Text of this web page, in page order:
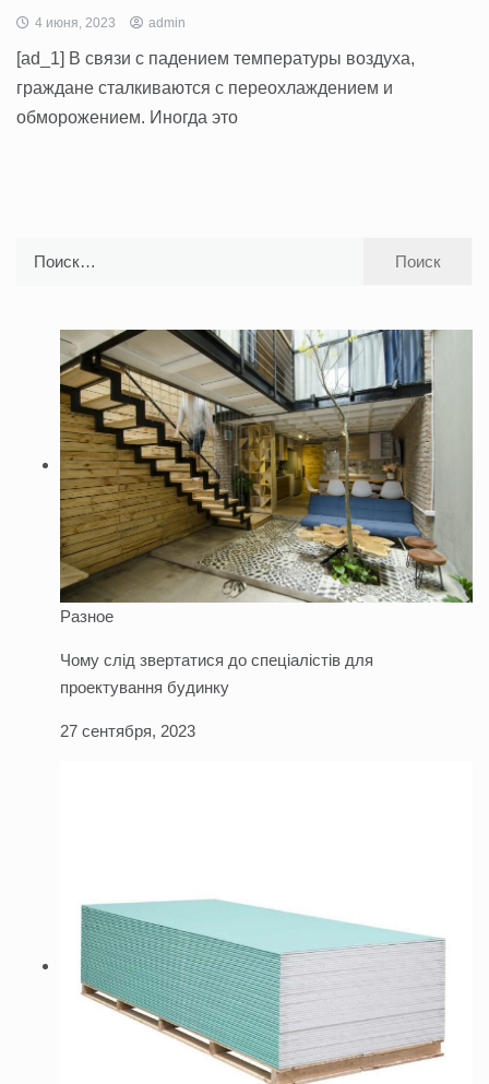
4 июня, 2023 admin
[ad_1] В связи с падением температуры воздуха,
граждане сталкиваются с переохлаждением и
обморожением. Иногда это
Разное
Чому слід звертатися до спеціалістів для
проектування будинку
27 сентября, 2023